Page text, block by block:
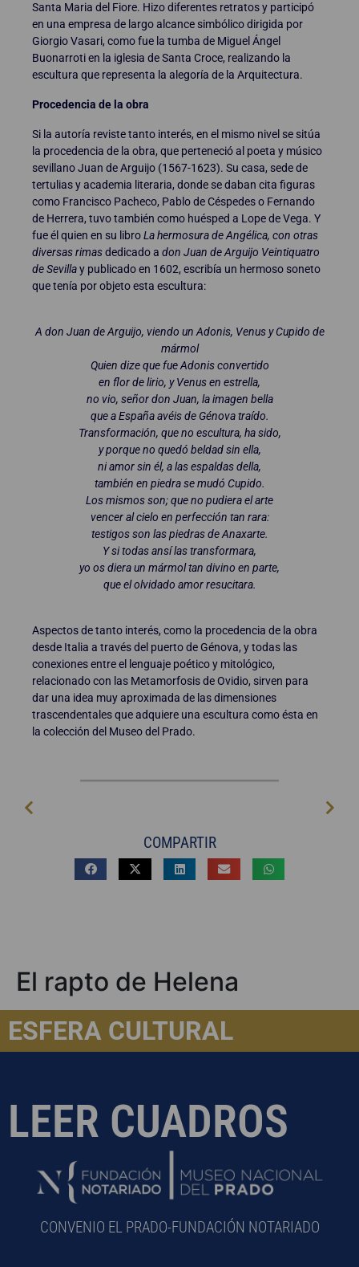
Santa Maria del Fiore. Hizo diferentes retratos y participó
en una empresa de largo alcance simbólico dirigida por
Giorgio Vasari, como fue la tumba de Miguel Ángel
Buonarroti en la iglesia de Santa Croce, realizando la
escultura que representa la alegoría de la Arquitectura.
Procedencia de la obra
Si la autoría reviste tanto interés, en el mismo nivel se sitúa
la procedencia de la obra, que perteneció al poeta y músico
sevillano Juan de Arguijo (1567-1623). Su casa, sede de
tertulias y academia literaria, donde se daban cita figuras
como Francisco Pacheco, Pablo de Céspedes o Fernando
de Herrera, tuvo también como huésped a Lope de Vega. Y
fue él quien en su libroLa hermosura de Angélica, con otras
diversas rimasdedicado a don Juan de Arguijo Veintiquatro
de Sevillay publicado en 1602, escribía un hermoso soneto
que tenía por objeto esta escultura:
A don Juan de Arguijo, viendo un Adonis, Venus y Cupido de
mármol
Quien dize que fue Adonis convertido
en flor de lirio, y Venus en estrella,
no vio, señor don Juan, la imagen bella
que a España avéis de Génova traído.
Transformación, que no escultura, ha sido,
y porque no quedó beldad sin ella,
ni amor sin él, a las espaldas della,
también en piedra se mudó Cupido.
Los mismos son; que no pudiera el arte
vencer al cielo en perfección tan rara:
testigos son las piedras de Anaxarte.
Y si todas ansí las transformara,
yo os diera un mármol tan divino en parte,
que el olvidado amor resucitara.
Aspectos de tanto interés, como la procedencia de la obra
desde Italia a través del puerto de Génova, y todas las
conexiones entre el lenguaje poético y mitológico,
relacionado con las Metamorfosis de Ovidio, sirven para
dar una idea muy aproximada de las dimensiones
trascendentales que adquiere una escultura como ésta en
la colección del Museo del Prado.
COMPARTIR
El rapto de Helena
ESFERA CULTURAL
LEER CUADROS
CONVENIO EL PRADO-FUNDACIÓN NOTARIADO